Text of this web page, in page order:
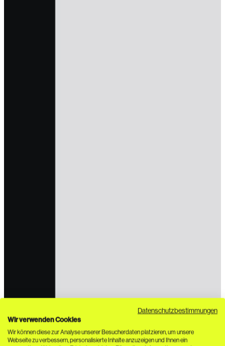
Datenschutzbestimmungen
Wir verwenden Cookies
Wir können diese zur Analyse unserer Besucherdaten platzieren, um unsere
Webseite zu verbessern, personalisierte Inhalte anzuzeigen und Ihnen ein